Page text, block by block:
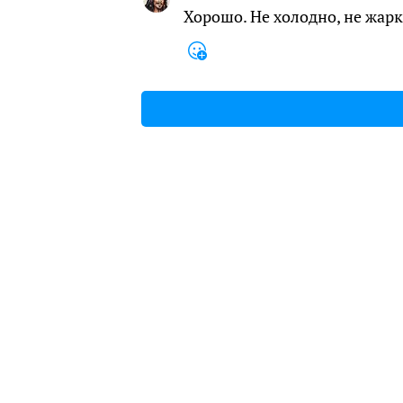
Хорошо. Не холодно, не